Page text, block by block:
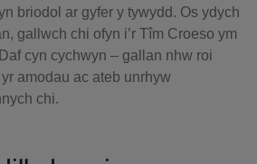
briodol ar gyfer y tywydd. Os ydych
gallwch chi ofyn i’r Tîm Croeso ym
cyn cychwyn – gallan nhw roi
amodau ac ateb unrhyw
chi.